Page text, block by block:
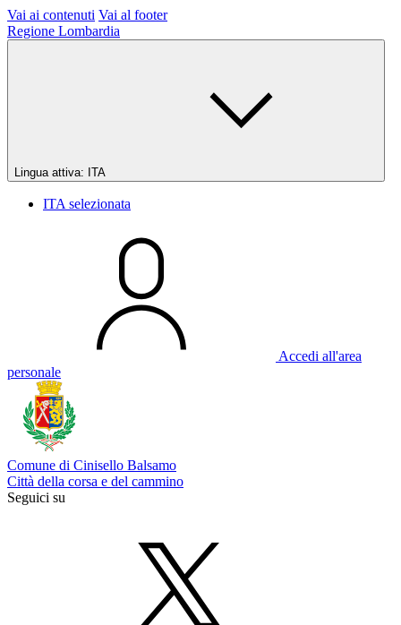
Vai ai contenuti Vai al footer
Regione Lombardia
Lingua attiva: ITA
ITA selezionata
Accedi all'area
personale
Comune di Cinisello Balsamo
Città della corsa e del cammino
Seguici su